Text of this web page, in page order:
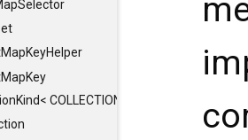
COLLECTION, typename